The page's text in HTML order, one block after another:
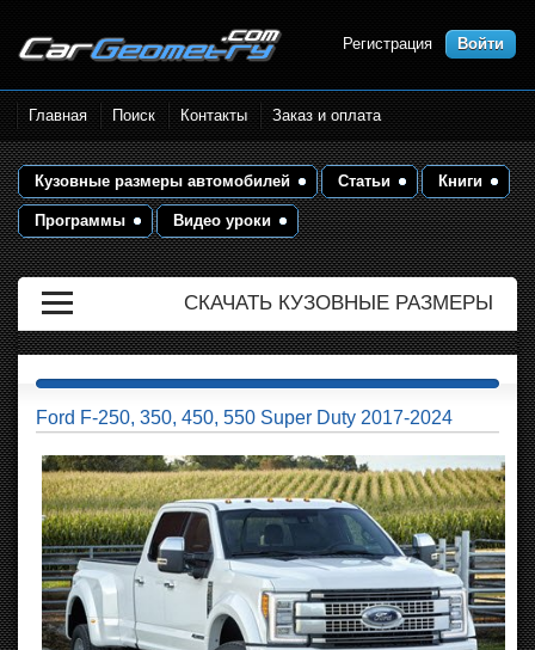
Размеры кузова автомобилей.
Контрольные точки и кузовные
размеры. Геометрия кузова
Регистрация Войти
Главная Поиск Контакты Заказ и оплата
Кузовные размеры автомобилей Статьи Книги
Программы Видео уроки
СКАЧАТЬ КУЗОВНЫЕ РАЗМЕРЫ
Ford F-250, 350, 450, 550 Super Duty 2017-2024